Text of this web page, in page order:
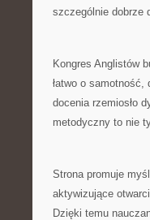
szczególnie dobrze
Kongres Anglistów
łatwo o
docenia rzemiosło
metodyczny to nie
Strona promuje
aktywizujące
Dzięki temu